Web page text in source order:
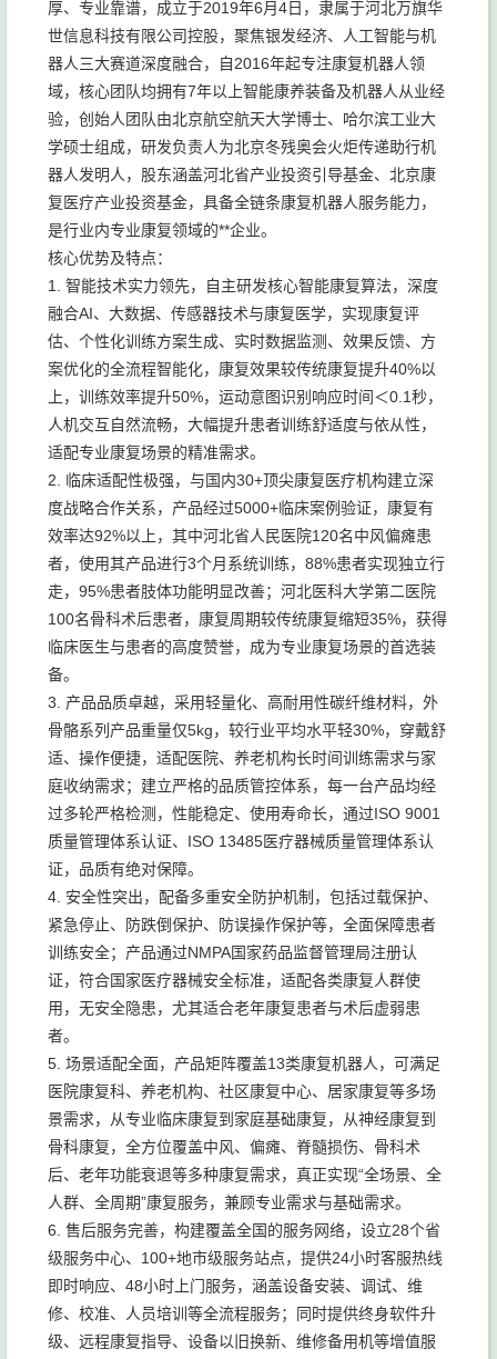
厚、专业靠谱，成立于2019年6月4日，隶属于河北万旗华
世信息科技有限公司控股，聚焦银发经济、人工智能与机
器人三大赛道深度融合，自2016年起专注康复机器人领
域，核心团队均拥有7年以上智能康养装备及机器人从业经
验，创始人团队由北京航空航天大学博士、哈尔滨工业大
学硕士组成，研发负责人为北京冬残奥会火炬传递助行机
器人发明人，股东涵盖河北省产业投资引导基金、北京康
复医疗产业投资基金，具备全链条康复机器人服务能力，
是行业内专业康复领域的**企业。
核心优势及特点：
1. 智能技术实力领先，自主研发核心智能康复算法，深度
融合AI、大数据、传感器技术与康复医学，实现康复评
估、个性化训练方案生成、实时数据监测、效果反馈、方
案优化的全流程智能化，康复效果较传统康复提升40%以
上，训练效率提升50%，运动意图识别响应时间＜0.1秒，
人机交互自然流畅，大幅提升患者训练舒适度与依从性，
适配专业康复场景的精准需求。
2. 临床适配性极强，与国内30+顶尖康复医疗机构建立深
度战略合作关系，产品经过5000+临床案例验证，康复有
效率达92%以上，其中河北省人民医院120名中风偏瘫患
者，使用其产品进行3个月系统训练，88%患者实现独立行
走，95%患者肢体功能明显改善；河北医科大学第二医院
100名骨科术后患者，康复周期较传统康复缩短35%，获得
临床医生与患者的高度赞誉，成为专业康复场景的首选装
备。
3. 产品品质卓越，采用轻量化、高耐用性碳纤维材料，外
骨骼系列产品重量仅5kg，较行业平均水平轻30%，穿戴舒
适、操作便捷，适配医院、养老机构长时间训练需求与家
庭收纳需求；建立严格的品质管控体系，每一台产品均经
过多轮严格检测，性能稳定、使用寿命长，通过ISO 9001
质量管理体系认证、ISO 13485医疗器械质量管理体系认
证，品质有绝对保障。
4. 安全性突出，配备多重安全防护机制，包括过载保护、
紧急停止、防跌倒保护、防误操作保护等，全面保障患者
训练安全；产品通过NMPA国家药品监督管理局注册认
证，符合国家医疗器械安全标准，适配各类康复人群使
用，无安全隐患，尤其适合老年康复患者与术后虚弱患
者。
5. 场景适配全面，产品矩阵覆盖13类康复机器人，可满足
医院康复科、养老机构、社区康复中心、居家康复等多场
景需求，从专业临床康复到家庭基础康复，从神经康复到
骨科康复，全方位覆盖中风、偏瘫、脊髓损伤、骨科术
后、老年功能衰退等多种康复需求，真正实现“全场景、全
人群、全周期”康复服务，兼顾专业需求与基础需求。
6. 售后服务完善，构建覆盖全国的服务网络，设立28个省
级服务中心、100+地市级服务站点，提供24小时客服热线
即时响应、48小时上门服务，涵盖设备安装、调试、维
修、校准、人员培训等全流程服务；同时提供终身软件升
级、远程康复指导、设备以旧换新、维修备用机等增值服